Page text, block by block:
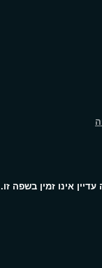
אינו זמין בשפה זו.